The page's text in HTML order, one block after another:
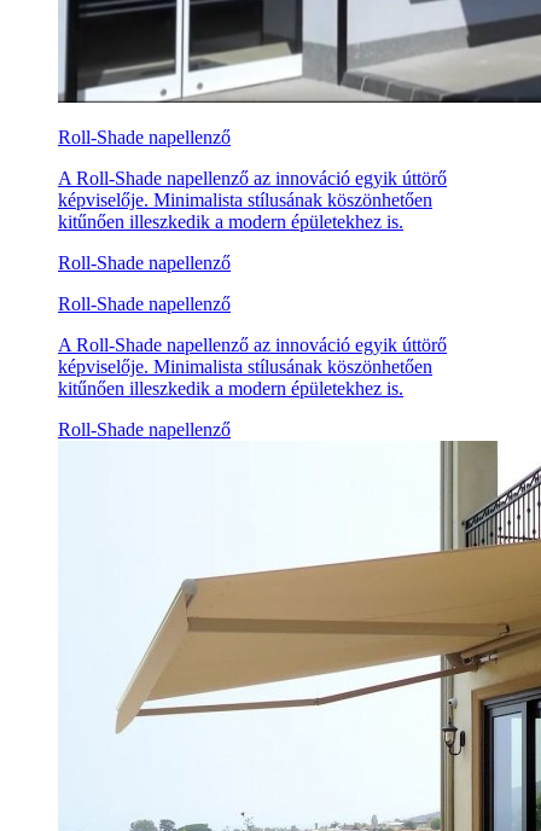
Roll-Shade napellenző
A Roll-Shade napellenző az innováció egyik úttörő
képviselője. Minimalista stílusának köszönhetően
kitűnően illeszkedik a modern épületekhez is.
Roll-Shade napellenző
Roll-Shade napellenző
A Roll-Shade napellenző az innováció egyik úttörő
képviselője. Minimalista stílusának köszönhetően
kitűnően illeszkedik a modern épületekhez is.
Roll-Shade napellenző